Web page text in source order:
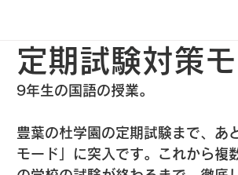
定期試験対策
9年生の国語の授業。
豊葉の杜学園の定期試験まで、あ
モード」に突入です。これから複